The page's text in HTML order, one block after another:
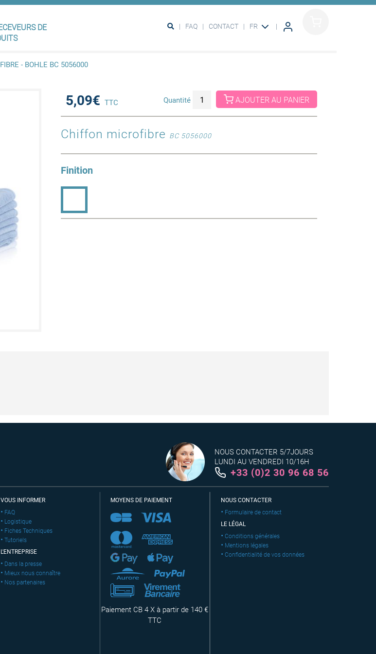
DE
FAQ CONTACT FR
- BOHLE BC 5056000
5,09€ TTC Quantité AJOUTER AU PANIER
Chiffon microfibre BC 5056000
Finition
NOUS CONTACTER 5/7JOURS
LUNDI AU VENDREDI 10/16H
+33 (0)2 30 96 68 56
VOUS INFORMER
FAQ
Logistique
Fiches Techniques
Tutoriels
L'ENTREPRISE
Dans la presse
Mieux nous connaître
Nos partenaires
MOYENS DE PAIEMENT
Paiement CB 4 X à partir de 140 €
TTC
NOUS CONTACTER
Formulaire de contact
LE LÉGAL
Conditions générales
Mentions légales
Confidentialité de vos données